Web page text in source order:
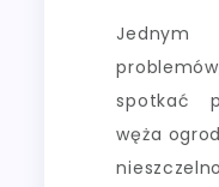
spotkać
węża